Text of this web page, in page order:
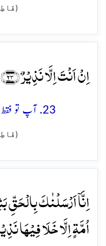
اِنۡ اَنۡتَ اِلَّا نَذِیۡرٌ ﴿۲۳﴾
23. آپ تو فقط ڈر سنانے والے ہیں
اِنَّاۤ اَرۡسَلۡنٰکَ بِالۡحَقِّ
اُمَّۃٍ اِلَّا خَلَا فِیۡہَا نَذِیۡرٌ